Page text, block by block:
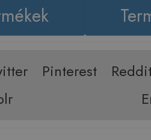
Pinterest